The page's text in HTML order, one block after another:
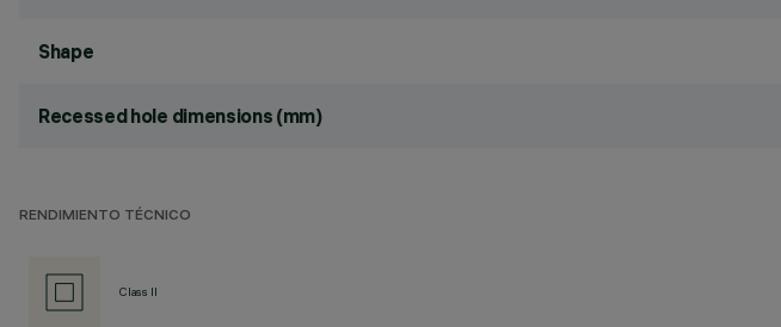
Shape
Recessed hole dimensions (mm)
RENDIMIENTO TÉCNICO
Class II